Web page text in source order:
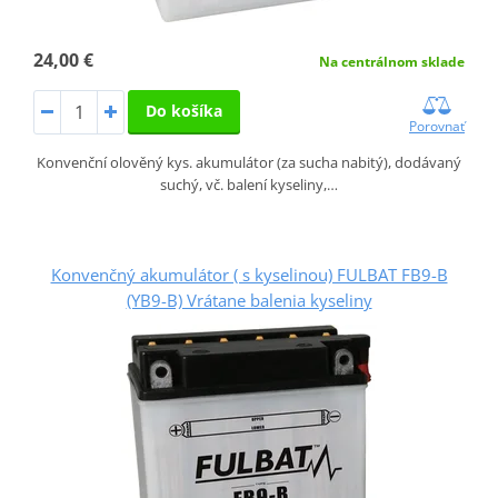
24,00 € Na centrálnom sklade
Do košíka
Porovnať
Konvenční olověný kys. akumulátor (za sucha nabitý), dodávaný
suchý, vč. balení kyseliny,…
Konvenčný akumulátor ( s kyselinou) FULBAT FB9-B
(YB9-B) Vrátane balenia kyseliny